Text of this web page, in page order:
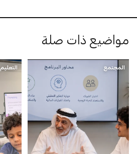
مواضيع ذات صلة
المجتمع التعليم